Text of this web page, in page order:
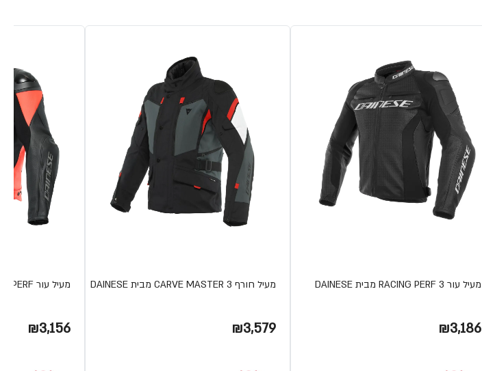
מעיל עור RACING PERF 3 מבית DAINESE
₪3,186
מעיל חורף CARVE MASTER 3 מבית DAINESE
₪3,579
מעיל עור RACING 4 PERF מבית DAINESE
₪3,156